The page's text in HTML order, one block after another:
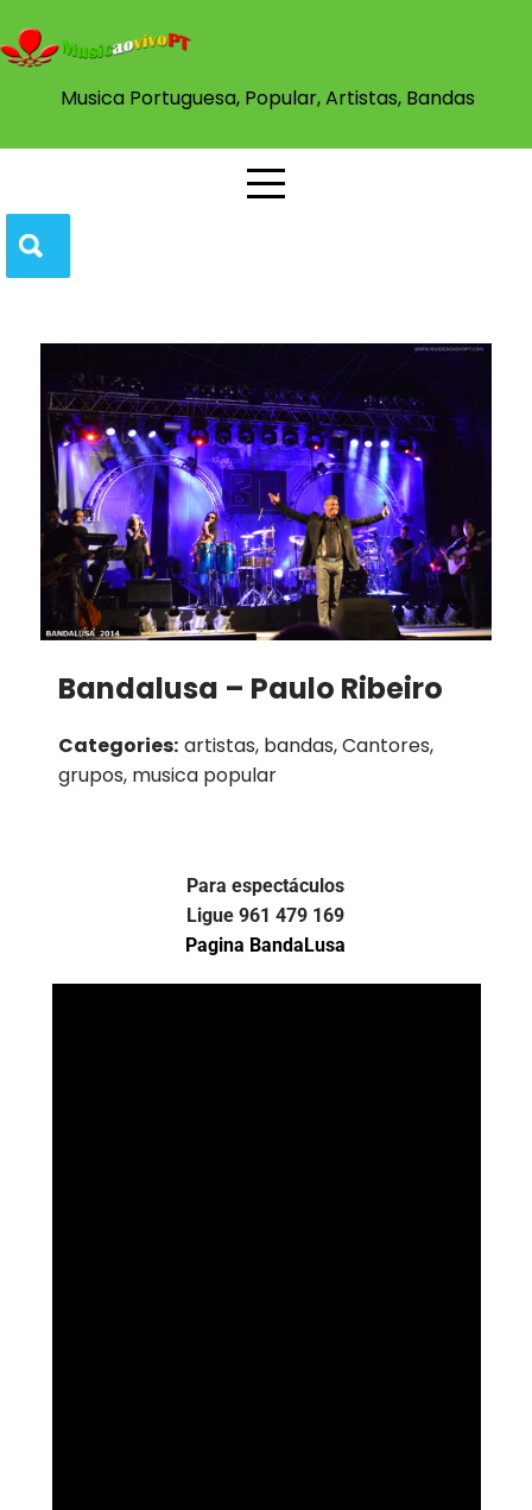
Musica Portuguesa, Popular, Artistas, Bandas
Bandalusa – Paulo Ribeiro
Categories: artistas, bandas, Cantores,
grupos, musica popular
Para espectáculos
Ligue 961 479 169
Pagina BandaLusa